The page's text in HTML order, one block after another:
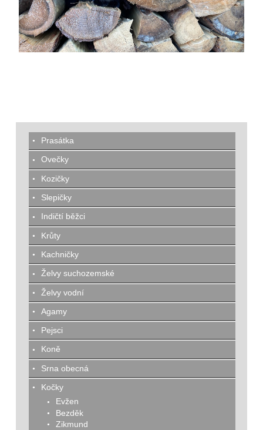
Prasátka
Ovečky
Kozičky
Slepičky
Indičtí běžci
Krůty
Kachničky
Želvy suchozemské
Želvy vodní
Agamy
Pejsci
Koně
Srna obecná
Kočky
Evžen
Bezděk
Zikmund